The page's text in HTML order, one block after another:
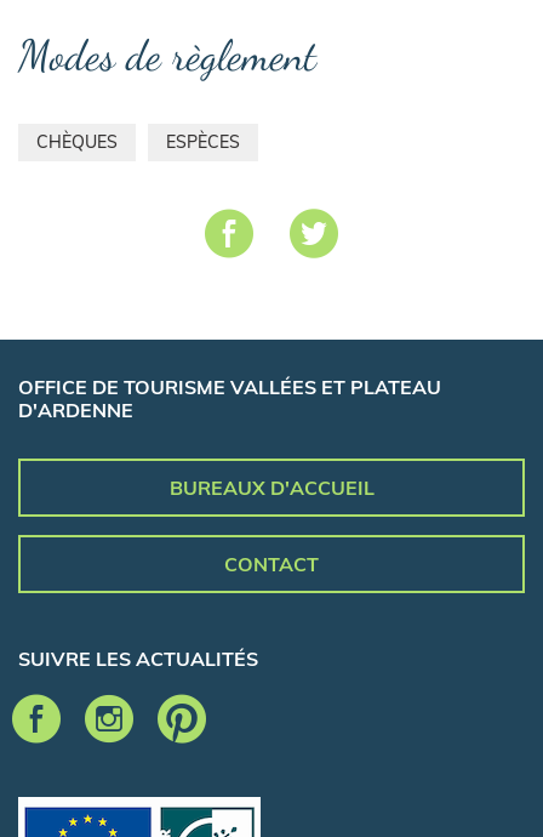
Modes de règlement
CHÈQUES ESPÈCES
OFFICE DE TOURISME VALLÉES ET PLATEAU
D'ARDENNE
BUREAUX D'ACCUEIL
CONTACT
SUIVRE LES ACTUALITÉS